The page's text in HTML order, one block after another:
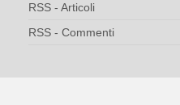
RSS - Articoli
RSS - Commenti